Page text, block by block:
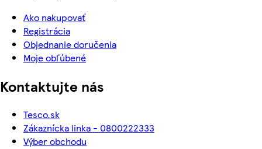
Ako nakupovať
Registrácia
Objednanie doručenia
Moje obľúbené
Kontaktujte nás
Tesco.sk
Zákaznícka linka - 0800222333
Výber obchodu